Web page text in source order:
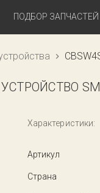
ПОДБОР ЗАПЧАСТЕЙ
Характеристики:
Артикул
Страна